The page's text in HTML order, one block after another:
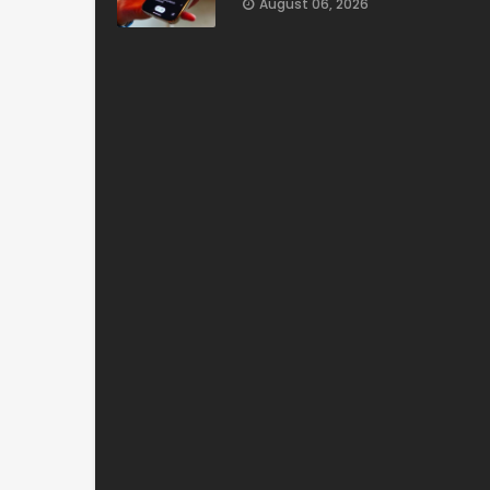
August 06, 2026